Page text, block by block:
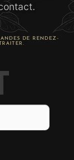
DE RENDEZ-